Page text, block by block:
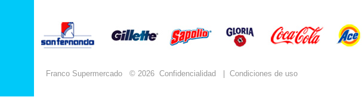
Franco Supermercado © 2026 Confidencialidad Condiciones de uso